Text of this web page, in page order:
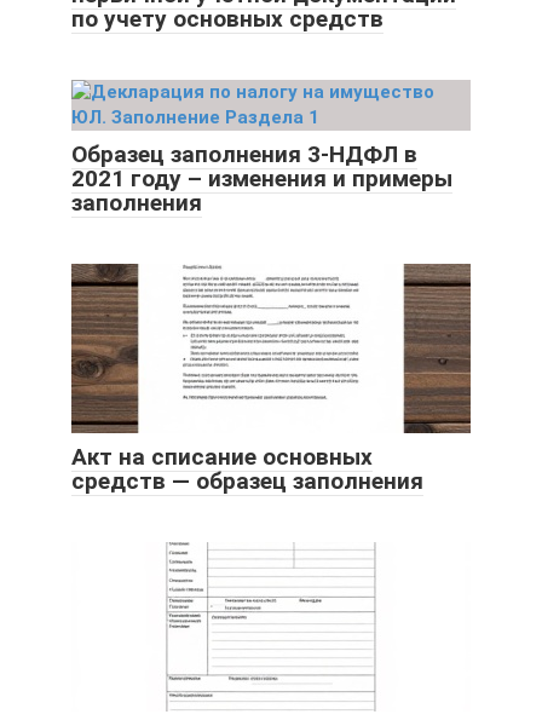
по учету основных средств
Образец заполнения 3-НДФЛ в
2021 году – изменения и примеры
заполнения
Акт на списание основных
средств — образец заполнения